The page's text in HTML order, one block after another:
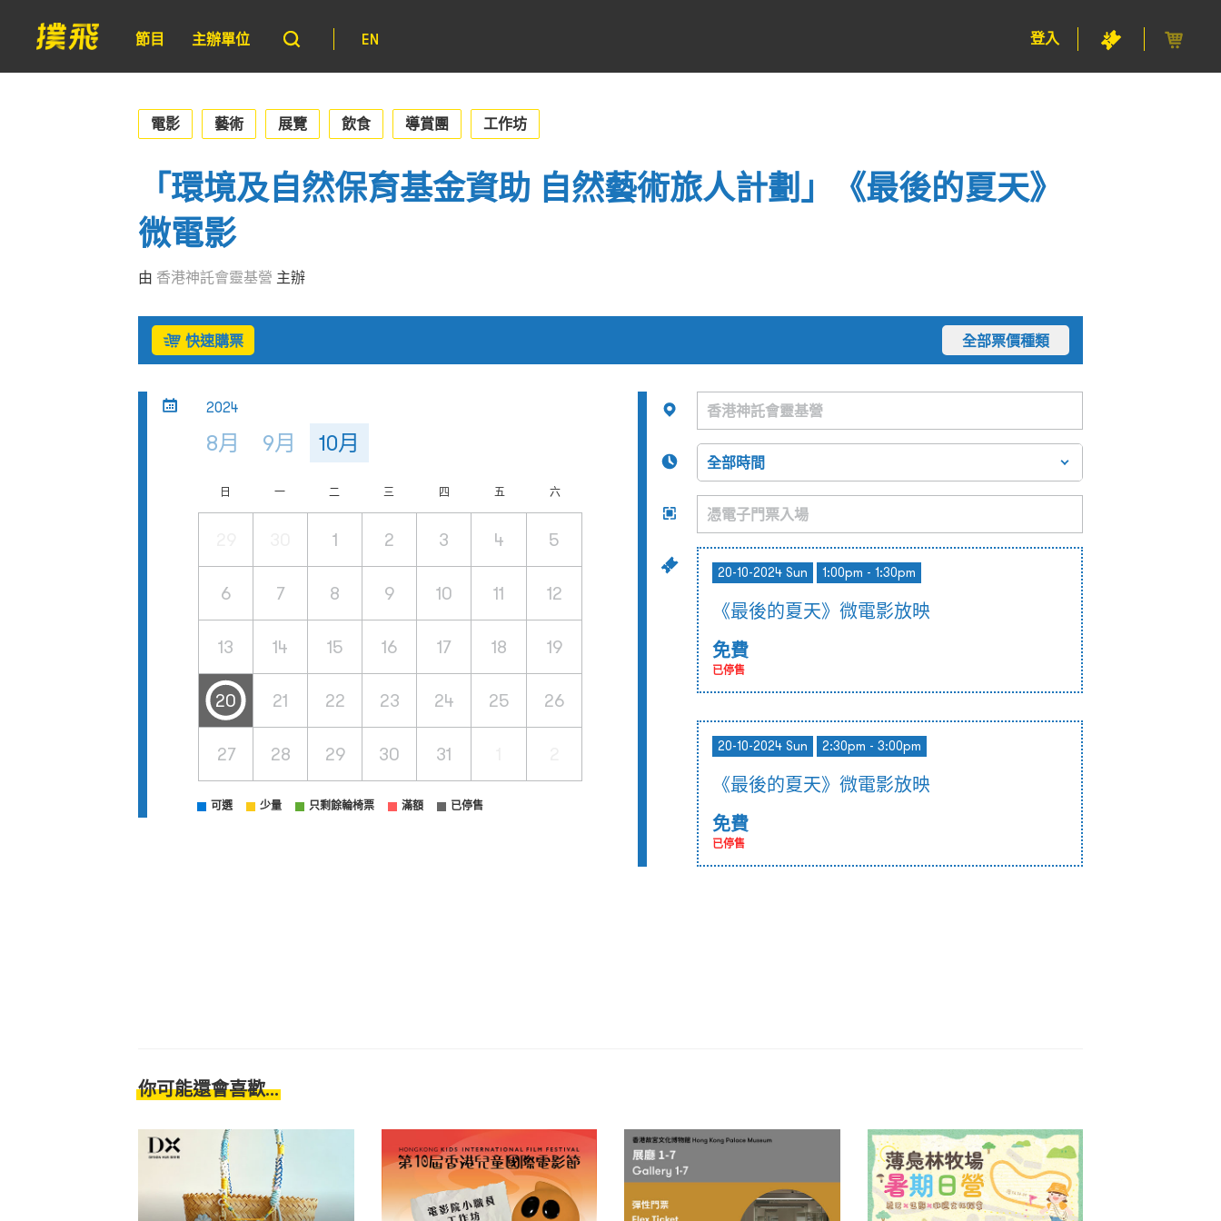
節目 主辦單位 EN 登入
電影 藝術 展覽 飲食 導賞團 工作坊
「環境及自然保育基金資助 自然藝術旅人計劃」《最後的夏天》
微電影
由 香港神託會靈基營 主辦
快速購票 全部票價種類
2024
8月 9月 10月
日 一 二 三 四 五 六
1 2 3 4 5
6 7 8 9 10 11 12
13 14 15 16 17 18 19
20 21 22 23 24 25 26
27 28 29 30 31
可選 少量 只剩餘輪椅票 滿額 已停售
20-10-2024 Sun 1:00pm - 1:30pm
《最後的夏天》微電影放映
免費
已停售
20-10-2024 Sun 2:30pm - 3:00pm
《最後的夏天》微電影放映
免費
已停售
你可能還會喜歡...